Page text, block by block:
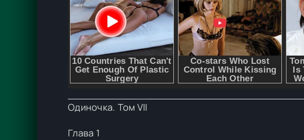
Одиночка. Том VII
Глава 1